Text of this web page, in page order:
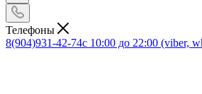
Телефоны
8(904)931-42-74с 10:00 до 22:00 (viber,